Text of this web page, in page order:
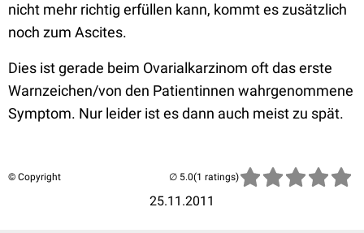
nicht mehr richtig erfüllen kann, kommt es zusätzlich
noch zum Ascites.
Dies ist gerade beim Ovarialkarzinom oft das erste
Warnzeichen/von den Patientinnen wahrgenommene
Symptom. Nur leider ist es dann auch meist zu spät.
© Copyright
25.11.2011
(1 ratings)